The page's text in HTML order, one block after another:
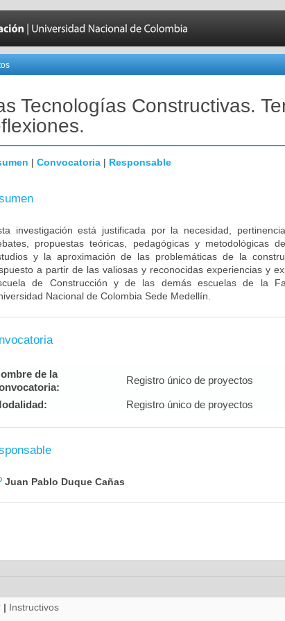
Tecnologías Constructivas.
| Convocatoria | Responsable
investigación está justificada por la necesidad,
propuestas teóricas, pedagógicas y metodológicas
y la aproximación de las problemáticas de la
a partir de las valiosas y reconocidas experiencias y
de Construcción y de las demás escuelas de la
Nacional de Colombia Sede Medellín.
de la
Registro único de proyectos
Registro único de proyectos
Juan Pablo Duque Cañas
| Instructivos